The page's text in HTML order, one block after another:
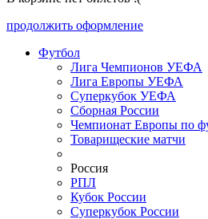
продолжить оформление
Футбол
Лига Чемпионов УЕФА
Лига Европы УЕФА
Суперкубок УЕФА
Сборная России
Чемпионат Европы по
Товарищеские матчи
Россия
РПЛ
Кубок России
Суперкубок России